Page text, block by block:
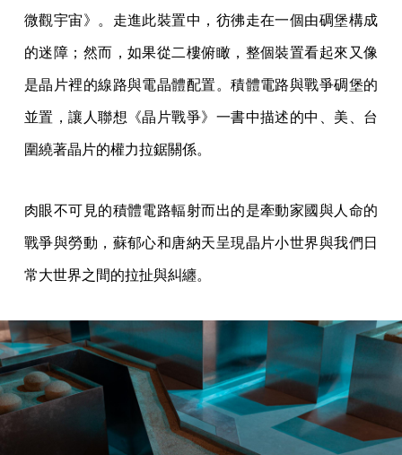
微觀宇宙》。走進此裝置中，彷彿走在一個由碉堡構成
的迷障；然而，如果從二樓俯瞰，整個裝置看起來又像
是晶片裡的線路與電晶體配置。積體電路與戰爭碉堡的
並置，讓人聯想《晶片戰爭》一書中描述的中、美、台
圍繞著晶片的權力拉鋸關係。
肉眼不可見的積體電路輻射而出的是牽動家國與人命的
戰爭與勞動，蘇郁心和唐納天呈現晶片小世界與我們日
常大世界之間的拉扯與糾纏。